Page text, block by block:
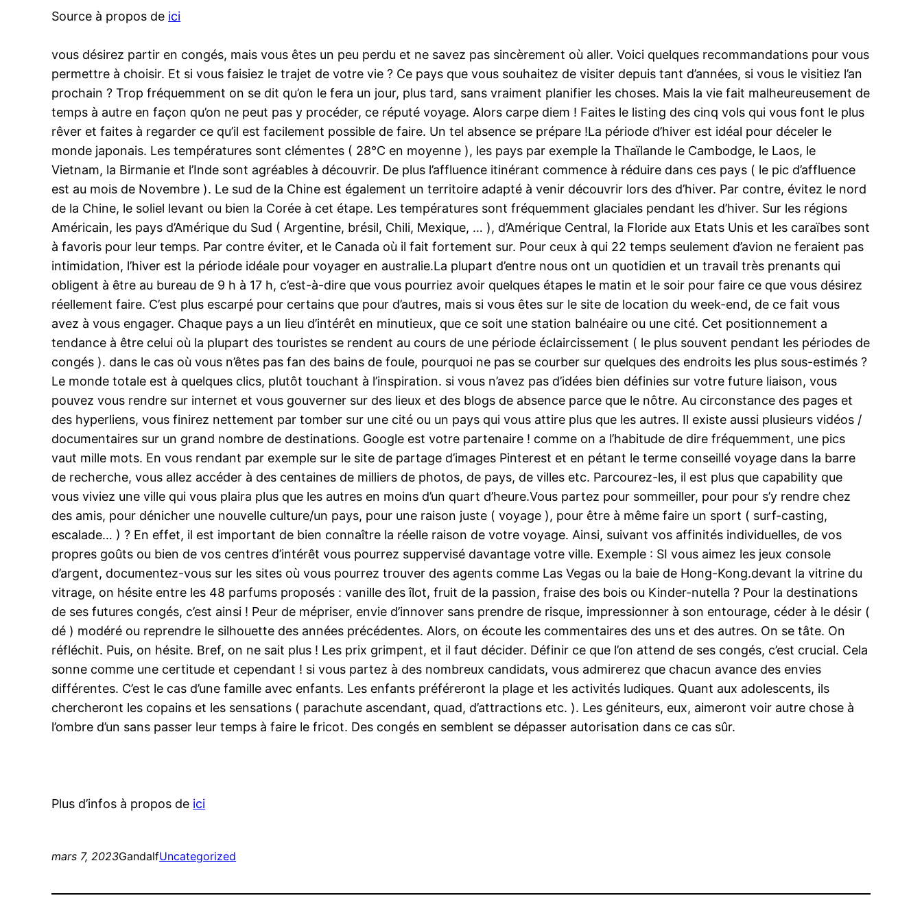
Source à propos de ici
vous désirez partir en congés, mais vous êtes un peu perdu et ne savez pas sincèrement où aller. Voici quelques recommandations pour vous
permettre à choisir. Et si vous faisiez le trajet de votre vie ? Ce pays que vous souhaitez de visiter depuis tant d’années, si vous le visitiez l’an
prochain ? Trop fréquemment on se dit qu’on le fera un jour, plus tard, sans vraiment planifier les choses. Mais la vie fait malheureusement de
temps à autre en façon qu’on ne peut pas y procéder, ce réputé voyage. Alors carpe diem ! Faites le listing des cinq vols qui vous font le plus
rêver et faites à regarder ce qu’il est facilement possible de faire. Un tel absence se prépare !La période d’hiver est idéal pour déceler le
monde japonais. Les températures sont clémentes ( 28°C en moyenne ), les pays par exemple la Thaïlande le Cambodge, le Laos, le
Vietnam, la Birmanie et l’Inde sont agréables à découvrir. De plus l’affluence itinérant commence à réduire dans ces pays ( le pic d’affluence
est au mois de Novembre ). Le sud de la Chine est également un territoire adapté à venir découvrir lors des d’hiver. Par contre, évitez le nord
de la Chine, le soliel levant ou bien la Corée à cet étape. Les températures sont fréquemment glaciales pendant les d’hiver. Sur les régions
Américain, les pays d’Amérique du Sud ( Argentine, brésil, Chili, Mexique, … ), d’Amérique Central, la Floride aux Etats Unis et les caraïbes sont
à favoris pour leur temps. Par contre éviter, et le Canada où il fait fortement sur. Pour ceux à qui 22 temps seulement d’avion ne feraient pas
intimidation, l’hiver est la période idéale pour voyager en australie.La plupart d’entre nous ont un quotidien et un travail très prenants qui
obligent à être au bureau de 9 h à 17 h, c’est-à-dire que vous pourriez avoir quelques étapes le matin et le soir pour faire ce que vous désirez
réellement faire. C’est plus escarpé pour certains que pour d’autres, mais si vous êtes sur le site de location du week-end, de ce fait vous
avez à vous engager. Chaque pays a un lieu d’intérêt en minutieux, que ce soit une station balnéaire ou une cité. Cet positionnement a
tendance à être celui où la plupart des touristes se rendent au cours de une période éclaircissement ( le plus souvent pendant les périodes de
congés ). dans le cas où vous n’êtes pas fan des bains de foule, pourquoi ne pas se courber sur quelques des endroits les plus sous-estimés ?
Le monde totale est à quelques clics, plutôt touchant à l’inspiration. si vous n’avez pas d’idées bien définies sur votre future liaison, vous
pouvez vous rendre sur internet et vous gouverner sur des lieux et des blogs de absence parce que le nôtre. Au circonstance des pages et
des hyperliens, vous finirez nettement par tomber sur une cité ou un pays qui vous attire plus que les autres. Il existe aussi plusieurs vidéos /
documentaires sur un grand nombre de destinations. Google est votre partenaire ! comme on a l’habitude de dire fréquemment, une pics
vaut mille mots. En vous rendant par exemple sur le site de partage d’images Pinterest et en pétant le terme conseillé voyage dans la barre
de recherche, vous allez accéder à des centaines de milliers de photos, de pays, de villes etc. Parcourez-les, il est plus que capability que
vous viviez une ville qui vous plaira plus que les autres en moins d’un quart d’heure.Vous partez pour sommeiller, pour pour s’y rendre chez
des amis, pour dénicher une nouvelle culture/un pays, pour une raison juste ( voyage ), pour être à même faire un sport ( surf-casting,
escalade… ) ? En effet, il est important de bien connaître la réelle raison de votre voyage. Ainsi, suivant vos affinités individuelles, de vos
propres goûts ou bien de vos centres d’intérêt vous pourrez suppervisé davantage votre ville. Exemple : SI vous aimez les jeux console
d’argent, documentez-vous sur les sites où vous pourrez trouver des agents comme Las Vegas ou la baie de Hong-Kong.devant la vitrine du
vitrage, on hésite entre les 48 parfums proposés : vanille des îlot, fruit de la passion, fraise des bois ou Kinder-nutella ? Pour la destinations
de ses futures congés, c’est ainsi ! Peur de mépriser, envie d’innover sans prendre de risque, impressionner à son entourage, céder à le désir (
dé ) modéré ou reprendre le silhouette des années précédentes. Alors, on écoute les commentaires des uns et des autres. On se tâte. On
réfléchit. Puis, on hésite. Bref, on ne sait plus ! Les prix grimpent, et il faut décider. Définir ce que l’on attend de ses congés, c’est crucial. Cela
sonne comme une certitude et cependant ! si vous partez à des nombreux candidats, vous admirerez que chacun avance des envies
différentes. C’est le cas d’une famille avec enfants. Les enfants préféreront la plage et les activités ludiques. Quant aux adolescents, ils
chercheront les copains et les sensations ( parachute ascendant, quad, d’attractions etc. ). Les géniteurs, eux, aimeront voir autre chose à
l’ombre d’un sans passer leur temps à faire le fricot. Des congés en semblent se dépasser autorisation dans ce cas sûr.
Plus d’infos à propos de ici
mars 7, 2023GandalfUncategorized